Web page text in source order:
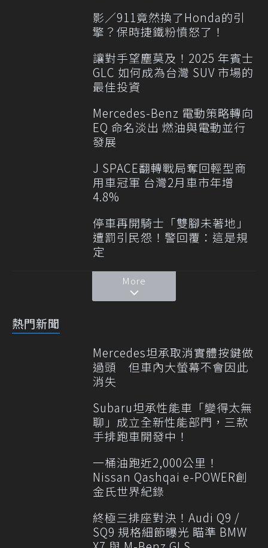
影／911竟然換了Honda的引
擎？保時捷鐵粉憤怒了！
讓對手望塵莫及！2025 年賓士
GLC 如何成為台灣 SUV 市場的
最佳投資
Mercedes-Benz 電動策略轉向
EQ 命名淡出 燃油與電動並行
發展
J SPACE翻轉戰局奪回輕型商
用車冠軍 台灣2月車市年增
4.8%
停車再開騎士「雙腳未著地」
遭罰引民怨！警回覆：這是規
定
More
熱門新聞
Mercedes坦承取消實體按鍵做
過頭 但車內大螢幕不會因此
消失
Subaru坦承性能車「變得太無
聊」成立全新性能部門，三款
手排跑車開發中！
一桶油跑近2,000公里！
Nissan Qashqai e-POWER創
金氏世界紀錄
終極三排座對決！Audi Q9 /
SQ9 規格細節曝光 瞄準 BMW